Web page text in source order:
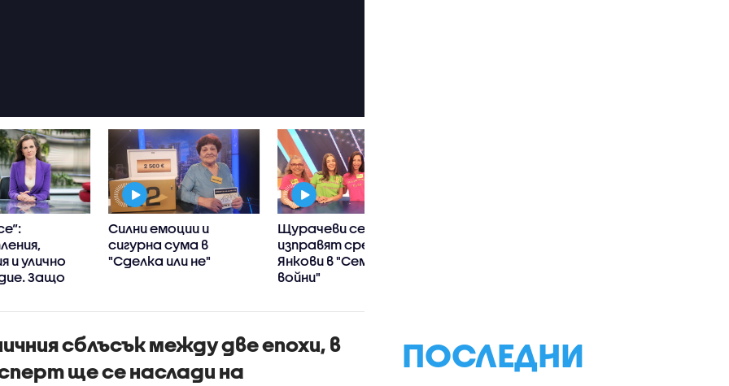
и улично
Защо
в убийци?
Силни емоции и
сигурна сума в
"Сделка или не"
Щурачеви се
изправят срещу
Янкови в "Семейни
войни"
сблъсък между две епохи, в
ще се наслади на
ПОСЛЕДНИ